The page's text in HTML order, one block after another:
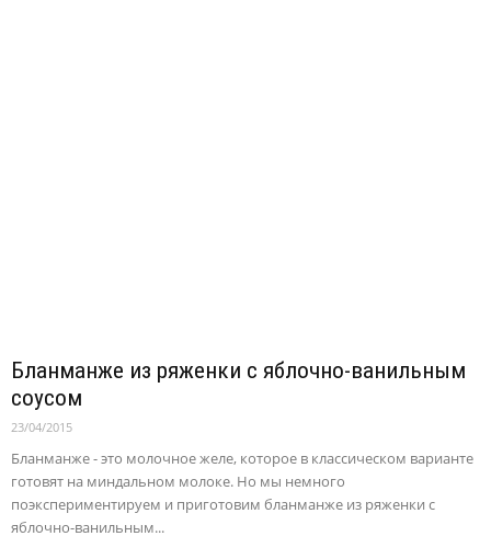
Бланманже из ряженки с яблочно-ванильным
соусом
23/04/2015
Бланманже - это молочное желе, которое в классическом варианте
готовят на миндальном молоке. Но мы немного
поэкспериментируем и приготовим бланманже из ряженки с
яблочно-ванильным...